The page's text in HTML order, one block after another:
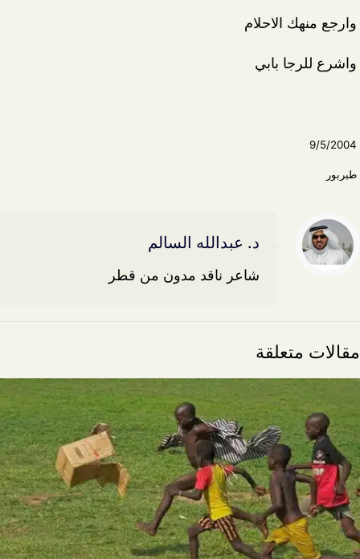
وارجع منهك الاحلام
واشرع للرجا بابي
9/5/2004
طبربور
د. عبدالله السالم
شاعر ناقد مدون من قطر
مقالات متعلقة